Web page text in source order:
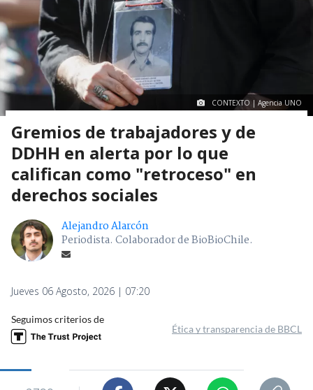
CONTEXTO | Agencia UNO
Gremios de trabajadores y de
DDHH en alerta por lo que
califican como "retroceso" en
derechos sociales
Alejandro Alarcón
Periodista. Colaborador de BioBioChile.
Jueves 06 Agosto, 2026 | 07:20
Seguimos criterios de
Ética y transparencia de BBCL